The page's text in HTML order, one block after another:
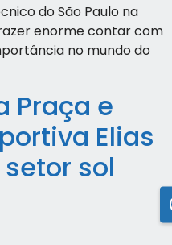
do São Paulo na
enorme contar com
no mundo do
Praça e
Elias
sol